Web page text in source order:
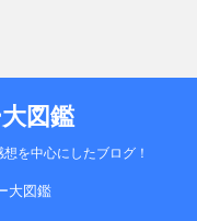
図鑑
を中心にしたブログ！
大図鑑